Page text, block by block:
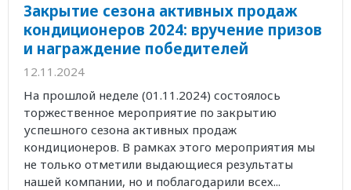
Закрытие сезона активных продаж
кондиционеров 2024: вручение призов
и награждение победителей
12.11.2024
На прошлой неделе (01.11.2024) состоялось
торжественное мероприятие по закрытию
успешного сезона активных продаж
кондиционеров. В рамках этого мероприятия мы
не только отметили выдающиеся результаты
нашей компании, но и поблагодарили всех...